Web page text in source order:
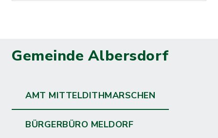
Gemeinde Albersdorf
AMT MITTELDITHMARSCHEN
BÜRGERBÜRO MELDORF